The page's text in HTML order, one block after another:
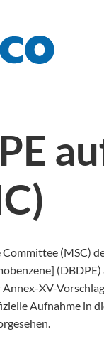
Committee (MSC)
(DBDPE)
XV-
Aufnahme in